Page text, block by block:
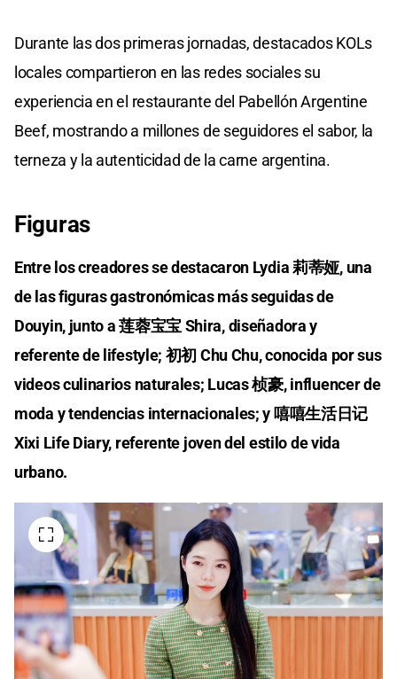
Durante las dos primeras jornadas, destacados KOLs
locales compartieron en las redes sociales su
experiencia en el restaurante del Pabellón Argentine
Beef, mostrando a millones de seguidores el sabor, la
terneza y la autenticidad de la carne argentina.
Figuras
Entre los creadores se destacaron Lydia 莉蒂娅, una
de las figuras gastronómicas más seguidas de
Douyin, junto a 莲蓉宝宝 Shira, diseñadora y
referente de lifestyle; 初初 Chu Chu, conocida por sus
videos culinarios naturales; Lucas 桢豪, influencer de
moda y tendencias internacionales; y 嘻嘻生活日记
Xixi Life Diary, referente joven del estilo de vida
urbano.